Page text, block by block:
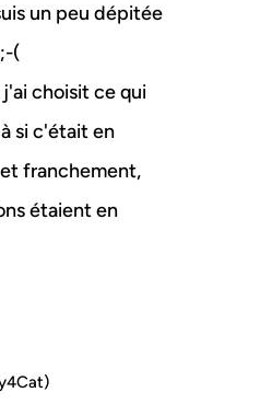
un peu dépitée
(
choisit ce qui
si c'était en
franchement,
étaient en